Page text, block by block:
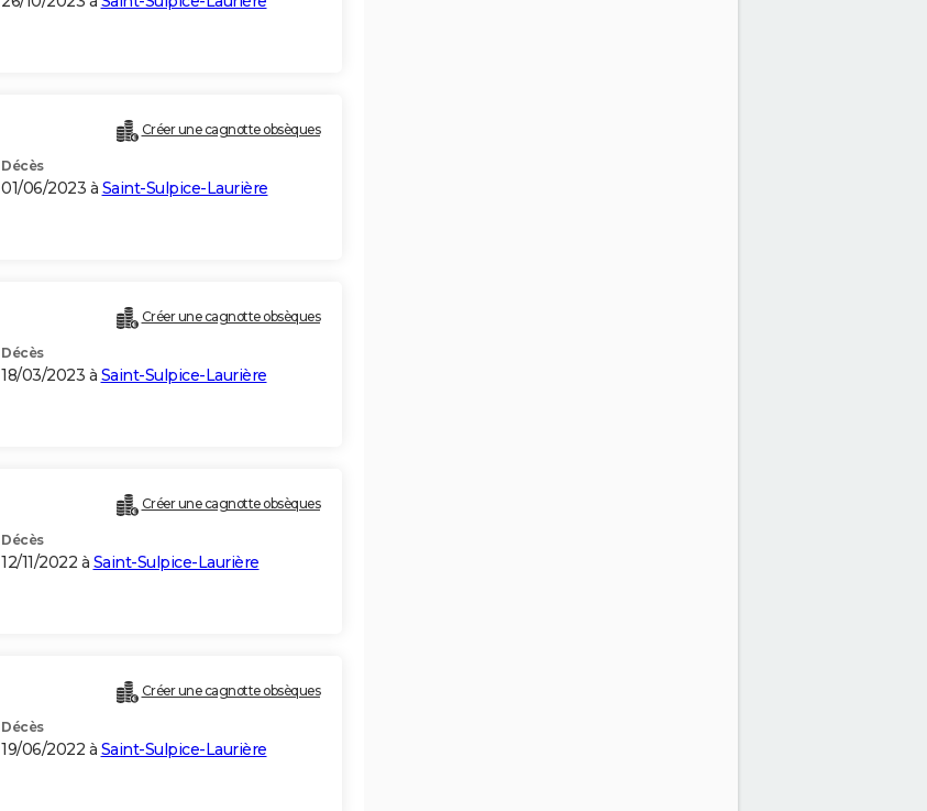
Créer une cagnotte obsèques
Décès
01/06/2023 à Saint-Sulpice-Laurière
Créer une cagnotte obsèques
Décès
18/03/2023 à Saint-Sulpice-Laurière
Créer une cagnotte obsèques
Décès
12/11/2022 à Saint-Sulpice-Laurière
Créer une cagnotte obsèques
Décès
19/06/2022 à Saint-Sulpice-Laurière